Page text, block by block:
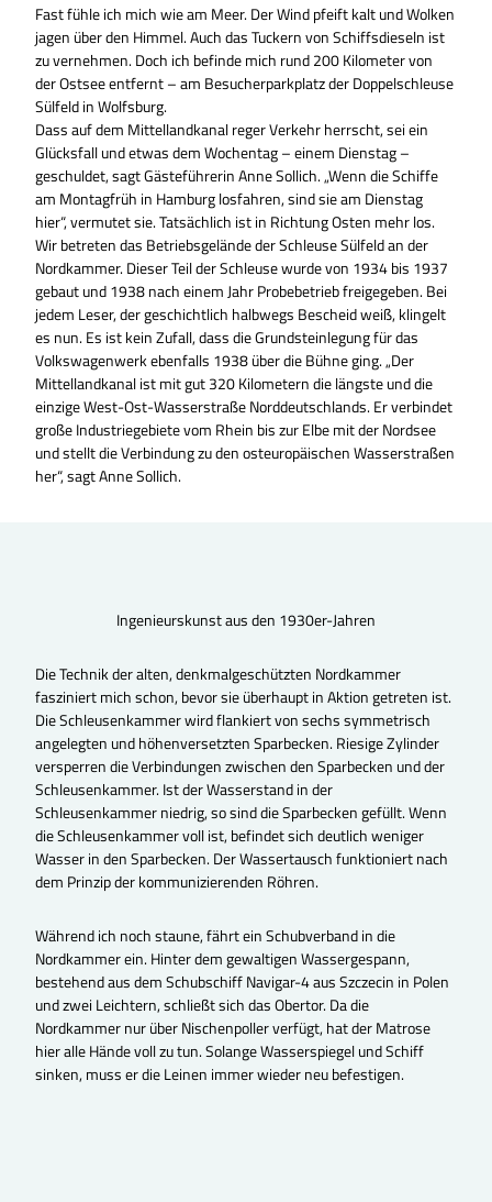
Fast fühle ich mich wie am Meer. Der Wind pfeift kalt und Wolken
jagen über den Himmel. Auch das Tuckern von Schiffsdieseln ist
zu vernehmen. Doch ich befinde mich rund 200 Kilometer von
der Ostsee entfernt – am Besucherparkplatz der Doppelschleuse
Sülfeld in Wolfsburg.
Dass auf dem Mittellandkanal reger Verkehr herrscht, sei ein
Glücksfall und etwas dem Wochentag – einem Dienstag –
geschuldet, sagt Gästeführerin Anne Sollich. „Wenn die Schiffe
am Montagfrüh in Hamburg losfahren, sind sie am Dienstag
hier“, vermutet sie. Tatsächlich ist in Richtung Osten mehr los.
Wir betreten das Betriebsgelände der Schleuse Sülfeld an der
Nordkammer. Dieser Teil der Schleuse wurde von 1934 bis 1937
gebaut und 1938 nach einem Jahr Probebetrieb freigegeben. Bei
jedem Leser, der geschichtlich halbwegs Bescheid weiß, klingelt
es nun. Es ist kein Zufall, dass die Grundsteinlegung für das
Volkswagenwerk ebenfalls 1938 über die Bühne ging. „Der
Mittellandkanal ist mit gut 320 Kilometern die längste und die
einzige West-Ost-Wasserstraße Norddeutschlands. Er verbindet
große Industriegebiete vom Rhein bis zur Elbe mit der Nordsee
und stellt die Verbindung zu den osteuropäischen Wasserstraßen
her“, sagt Anne Sollich.
Ingenieurskunst aus den 1930er-Jahren
Die Technik der alten, denkmalgeschützten Nordkammer
fasziniert mich schon, bevor sie überhaupt in Aktion getreten ist.
Die Schleusenkammer wird flankiert von sechs symmetrisch
angelegten und höhenversetzten Sparbecken. Riesige Zylinder
versperren die Verbindungen zwischen den Sparbecken und der
Schleusenkammer. Ist der Wasserstand in der
Schleusenkammer niedrig, so sind die Sparbecken gefüllt. Wenn
die Schleusenkammer voll ist, befindet sich deutlich weniger
Wasser in den Sparbecken. Der Wassertausch funktioniert nach
dem Prinzip der kommunizierenden Röhren.
Während ich noch staune, fährt ein Schubverband in die
Nordkammer ein. Hinter dem gewaltigen Wassergespann,
bestehend aus dem Schubschiff Navigar-4 aus Szczecin in Polen
und zwei Leichtern, schließt sich das Obertor. Da die
Nordkammer nur über Nischenpoller verfügt, hat der Matrose
hier alle Hände voll zu tun. Solange Wasserspiegel und Schiff
sinken, muss er die Leinen immer wieder neu befestigen.